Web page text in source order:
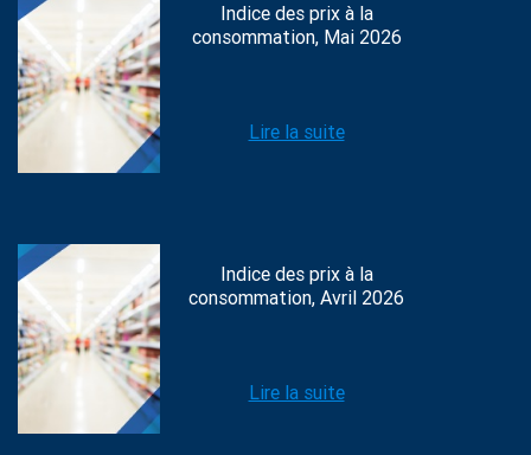
Indice des prix à la
consommation, Mai 2026
Lire la suite
Indice des prix à la
consommation, Avril 2026
Lire la suite